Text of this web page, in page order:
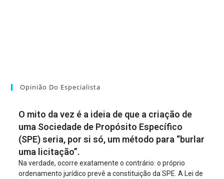
Opinião Do Especialista
O mito da vez é a ideia de que a criação de
uma Sociedade de Propósito Específico
(SPE) seria, por si só, um método para “burlar
uma licitação”.
Na verdade, ocorre exatamente o contrário: o próprio
ordenamento jurídico prevê a constituição da SPE. A Lei de